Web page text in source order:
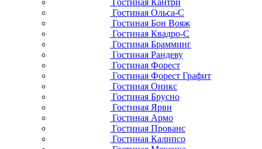
Гостиная Ольса-С
Гостиная Бон Вояж
Гостиная Квадро-С
Гостиная Брамминг
Гостиная Рандеву
Гостиная Форест
Гостиная Форест Графит
Гостиная Оникс
Гостиная Брусно
Гостиная Ярви
Гостиная Армо
Гостиная Прованс
Гостиная Калипсо